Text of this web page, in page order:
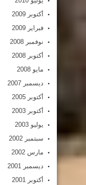
أكتوبر 2009
فبراير 2009
نوفمبر 2008
أكتوبر 2008
مايو 2008
ديسمبر 2007
أكتوبر 2005
أكتوبر 2003
يوليو 2003
سبتمبر 2002
مارس 2002
ديسمبر 2001
أكتوبر 2001